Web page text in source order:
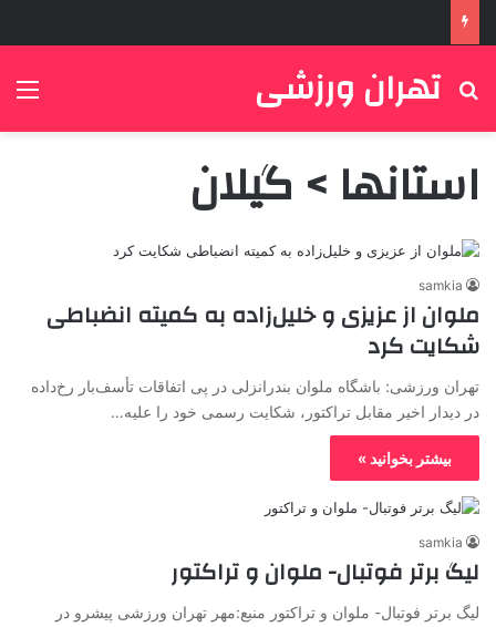
تهران ورزشی
جستجو برای
استانها > گیلان
samkia
ملوان از عزیزی و خلیل‌زاده به کمیته انضباطی
شکایت کرد
تهران ورزشی: باشگاه ملوان بندرانزلی در پی اتفاقات تأسف‌بار رخ‌داده
در دیدار اخیر مقابل تراکتور، شکایت رسمی خود را علیه…
بیشتر بخوانید »
samkia
لیگ برتر فوتبال- ملوان و تراکتور
لیگ برتر فوتبال- ملوان و تراکتور منبع:مهر تهران ورزشی پیشرو در